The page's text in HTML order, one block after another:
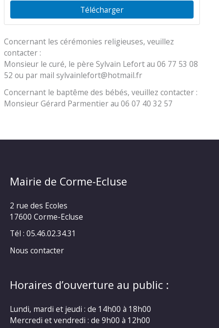
Télécharger
Concernant les cérémonies religieuses, veuillez
contacter :
Monsieur le curé, le père Sylvain Lefort au 06 77 53 08
52 ou par mail sylvainlefort@hotmail.fr
Concernant le baptême des bébés, veuillez contacter :
Monsieur Gérard Parmentier au 06 07 40 32 57
Mairie de Corme-Ecluse
2 rue des Ecoles
17600 Corme-Ecluse
Tél : 05.46.02.34.31
Nous contacter
Horaires d’ouverture au public :
Lundi, mardi et jeudi : de 14h00 à 18h00
Mercredi et vendredi : de 9h00 à 12h00